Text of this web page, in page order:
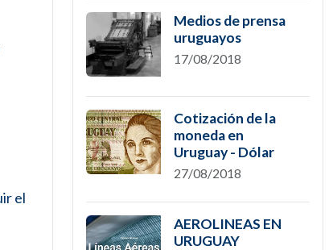
el
Medios de prensa
uruguayos
17/08/2018
Cotización de la
moneda en
Uruguay - Dólar
27/08/2018
AEROLINEAS EN
URUGUAY